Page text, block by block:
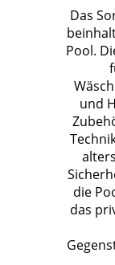
Das
Pool.
und
die
das